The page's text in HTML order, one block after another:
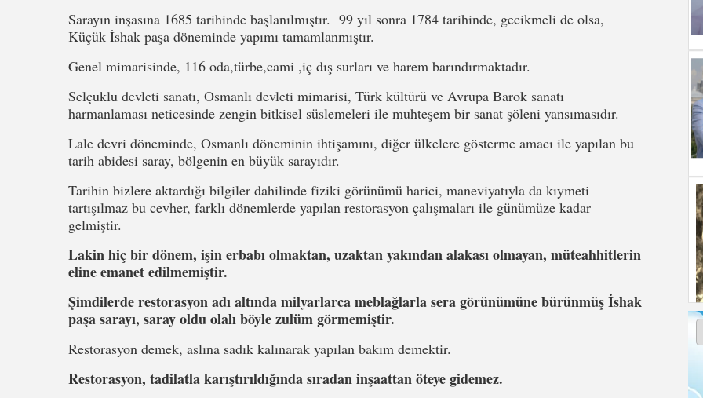
Sarayın inşasına 1685 tarihinde başlanılmıştır. 99 yıl sonra 1784 tarihinde, gecikmeli de olsa,
Küçük İshak paşa döneminde yapımı tamamlanmıştır.
Genel mimarisinde, 116 oda,türbe,cami ,iç dış surları ve harem barındırmaktadır.
Selçuklu devleti sanatı, Osmanlı devleti mimarisi, Türk kültürü ve Avrupa Barok sanatı
harmanlaması neticesinde zengin bitkisel süslemeleri ile muhteşem bir sanat şöleni yansımasıdır.
Lale devri döneminde, Osmanlı döneminin ihtişamını, diğer ülkelere gösterme amacı ile yapılan bu
tarih abidesi saray, bölgenin en büyük sarayıdır.
Tarihin bizlere aktardığı bilgiler dahilinde fiziki görünümü harici, maneviyatıyla da kıymeti
tartışılmaz bu cevher, farklı dönemlerde yapılan restorasyon çalışmaları ile günümüze kadar
gelmiştir.
Lakin hiç bir dönem, işin erbabı olmaktan, uzaktan yakından alakası olmayan, müteahhitlerin
eline emanet edilmemiştir.
Şimdilerde restorasyon adı altında milyarlarca meblağlarla sera görünümüne bürünmüş İshak
paşa sarayı, saray oldu olalı böyle zulüm görmemiştir.
Restorasyon demek, aslına sadık kalınarak yapılan bakım demektir.
Restorasyon, tadilatla karıştırıldığında sıradan inşaattan öteye gidemez.